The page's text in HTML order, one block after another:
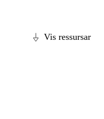
Vis ressursar